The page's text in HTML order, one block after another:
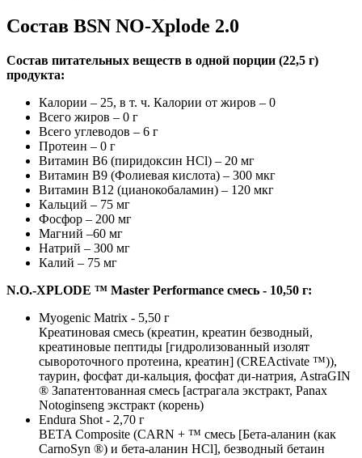
Состав BSN NO-Xplode 2.0
Состав питательных веществ в одной порции (22,5 г)
продукта:
Калории – 25, в т. ч. Калории от жиров – 0
Всего жиров – 0 г
Всего углеводов – 6 г
Протеин – 0 г
Витамин B6 (пиридоксин HCl) – 20 мг
Витамин B9 (Фолиевая кислота) – 300 мкг
Витамин B12 (цианокобаламин) – 120 мкг
Кальций – 75 мг
Фосфор – 200 мг
Магний –60 мг
Натрий – 300 мг
Калий – 75 мг
N.O.-XPLODE ™ Master Performance смесь - 10,50 г:
Myogenic Matrix - 5,50 г
Креатиновая смесь (креатин, креатин безводный,
креатиновые пептиды [гидролизованный изолят
сывороточного протеина, креатин] (CREActivate ™)),
таурин, фосфат ди-кальция, фосфат ди-натрия, AstraGIN
® Запатентованная смесь [астрагала экстракт, Panax
Notoginseng экстракт (корень)
Endura Shot - 2,70 г
BETA Composite (CARN + ™ смесь [Бета-аланин (как
CarnoSyn ®) и бета-аланин HCl], безводный бетаин